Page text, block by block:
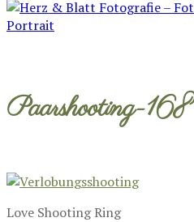
Paarshooting-168
Love Shooting Ring